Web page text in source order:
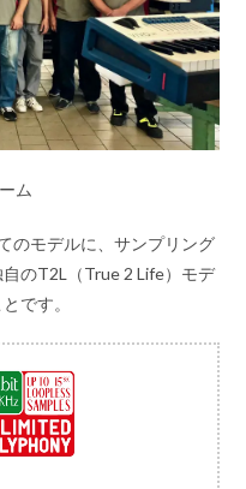
ム
のモデルに、サンプリング
のT2L（True 2 Life）モデ
です。